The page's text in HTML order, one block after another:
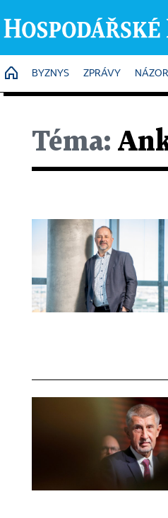
HOME
BYZNYS ZPRÁVY
Téma: